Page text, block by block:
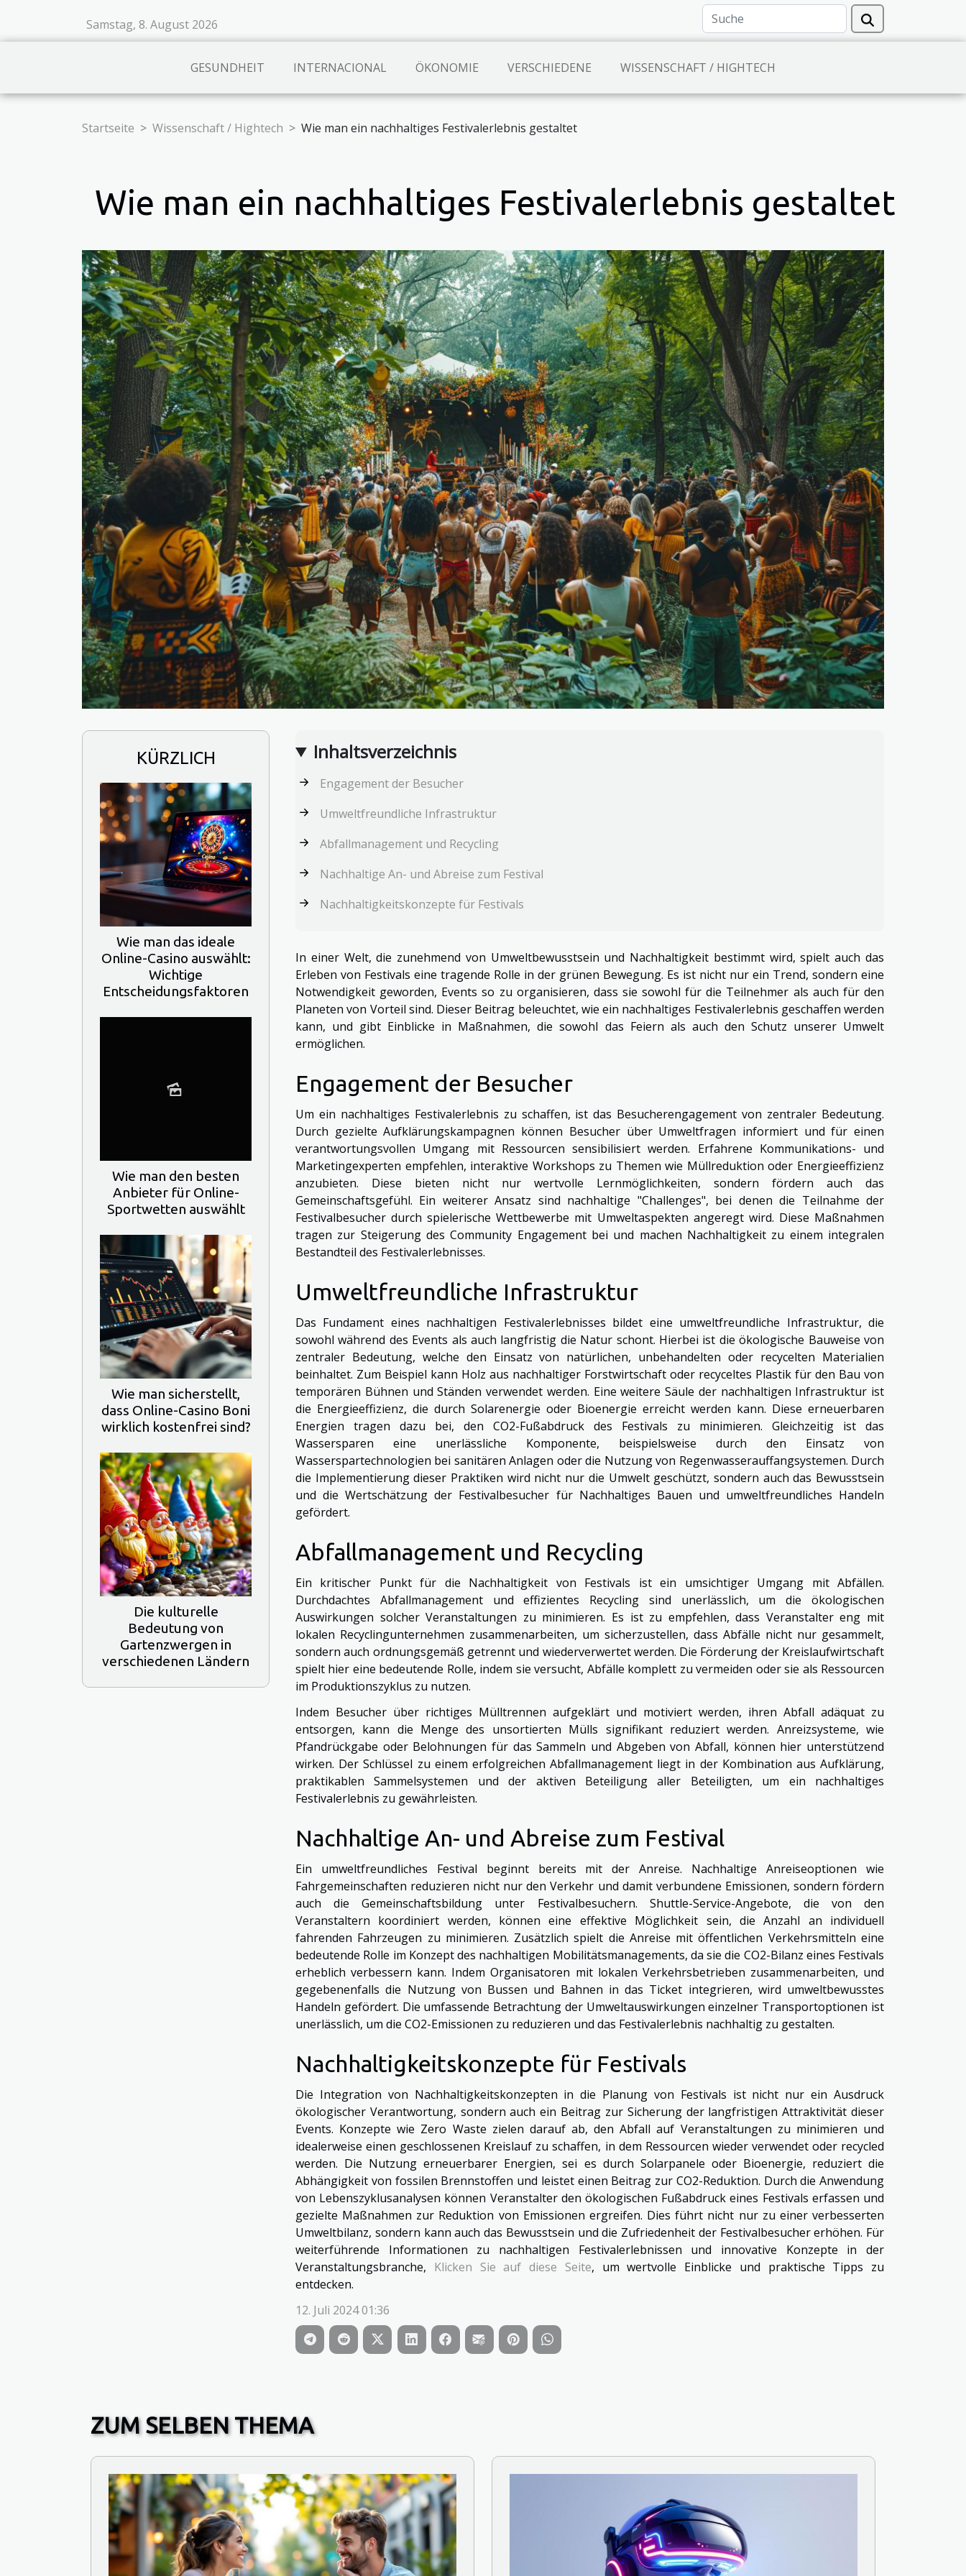
Samstag, 8. August 2026
GESUNDHEIT INTERNACIONAL ÖKONOMIE VERSCHIEDENE WISSENSCHAFT / HIGHTECH
Startseite Wissenschaft / Hightech Wie man ein nachhaltiges Festivalerlebnis gestaltet
Wie man ein nachhaltiges Festivalerlebnis gestaltet
KÜRZLICH
Wie man das ideale
Online-Casino auswählt:
Wichtige
Entscheidungsfaktoren
Wie man den besten
Anbieter für Online-
Sportwetten auswählt
Wie man sicherstellt,
dass Online-Casino Boni
wirklich kostenfrei sind?
Die kulturelle
Bedeutung von
Gartenzwergen in
verschiedenen Ländern
Inhaltsverzeichnis
Engagement der Besucher
Umweltfreundliche Infrastruktur
Abfallmanagement und Recycling
Nachhaltige An- und Abreise zum Festival
Nachhaltigkeitskonzepte für Festivals
In einer Welt, die zunehmend von Umweltbewusstsein und Nachhaltigkeit bestimmt wird, spielt auch das
Erleben von Festivals eine tragende Rolle in der grünen Bewegung. Es ist nicht nur ein Trend, sondern eine
Notwendigkeit geworden, Events so zu organisieren, dass sie sowohl für die Teilnehmer als auch für den
Planeten von Vorteil sind. Dieser Beitrag beleuchtet, wie ein nachhaltiges Festivalerlebnis geschaffen werden
kann, und gibt Einblicke in Maßnahmen, die sowohl das Feiern als auch den Schutz unserer Umwelt
ermöglichen.
Engagement der Besucher
Um ein nachhaltiges Festivalerlebnis zu schaffen, ist das Besucherengagement von zentraler Bedeutung.
Durch gezielte Aufklärungskampagnen können Besucher über Umweltfragen informiert und für einen
verantwortungsvollen Umgang mit Ressourcen sensibilisiert werden. Erfahrene Kommunikations- und
Marketingexperten empfehlen, interaktive Workshops zu Themen wie Müllreduktion oder Energieeffizienz
anzubieten. Diese bieten nicht nur wertvolle Lernmöglichkeiten, sondern fördern auch das
Gemeinschaftsgefühl. Ein weiterer Ansatz sind nachhaltige "Challenges", bei denen die Teilnahme der
Festivalbesucher durch spielerische Wettbewerbe mit Umweltaspekten angeregt wird. Diese Maßnahmen
tragen zur Steigerung des Community Engagement bei und machen Nachhaltigkeit zu einem integralen
Bestandteil des Festivalerlebnisses.
Umweltfreundliche Infrastruktur
Das Fundament eines nachhaltigen Festivalerlebnisses bildet eine umweltfreundliche Infrastruktur, die
sowohl während des Events als auch langfristig die Natur schont. Hierbei ist die ökologische Bauweise von
zentraler Bedeutung, welche den Einsatz von natürlichen, unbehandelten oder recycelten Materialien
beinhaltet. Zum Beispiel kann Holz aus nachhaltiger Forstwirtschaft oder recyceltes Plastik für den Bau von
temporären Bühnen und Ständen verwendet werden. Eine weitere Säule der nachhaltigen Infrastruktur ist
die Energieeffizienz, die durch Solarenergie oder Bioenergie erreicht werden kann. Diese erneuerbaren
Energien tragen dazu bei, den CO2-Fußabdruck des Festivals zu minimieren. Gleichzeitig ist das
Wassersparen eine unerlässliche Komponente, beispielsweise durch den Einsatz von
Wasserspartechnologien bei sanitären Anlagen oder die Nutzung von Regenwasserauffangsystemen. Durch
die Implementierung dieser Praktiken wird nicht nur die Umwelt geschützt, sondern auch das Bewusstsein
und die Wertschätzung der Festivalbesucher für Nachhaltiges Bauen und umweltfreundliches Handeln
gefördert.
Abfallmanagement und Recycling
Ein kritischer Punkt für die Nachhaltigkeit von Festivals ist ein umsichtiger Umgang mit Abfällen.
Durchdachtes Abfallmanagement und effizientes Recycling sind unerlässlich, um die ökologischen
Auswirkungen solcher Veranstaltungen zu minimieren. Es ist zu empfehlen, dass Veranstalter eng mit
lokalen Recyclingunternehmen zusammenarbeiten, um sicherzustellen, dass Abfälle nicht nur gesammelt,
sondern auch ordnungsgemäß getrennt und wiederverwertet werden. Die Förderung der Kreislaufwirtschaft
spielt hier eine bedeutende Rolle, indem sie versucht, Abfälle komplett zu vermeiden oder sie als Ressourcen
im Produktionszyklus zu nutzen.
Indem Besucher über richtiges Mülltrennen aufgeklärt und motiviert werden, ihren Abfall adäquat zu
entsorgen, kann die Menge des unsortierten Mülls signifikant reduziert werden. Anreizsysteme, wie
Pfandrückgabe oder Belohnungen für das Sammeln und Abgeben von Abfall, können hier unterstützend
wirken. Der Schlüssel zu einem erfolgreichen Abfallmanagement liegt in der Kombination aus Aufklärung,
praktikablen Sammelsystemen und der aktiven Beteiligung aller Beteiligten, um ein nachhaltiges
Festivalerlebnis zu gewährleisten.
Nachhaltige An- und Abreise zum Festival
Ein umweltfreundliches Festival beginnt bereits mit der Anreise. Nachhaltige Anreiseoptionen wie
Fahrgemeinschaften reduzieren nicht nur den Verkehr und damit verbundene Emissionen, sondern fördern
auch die Gemeinschaftsbildung unter Festivalbesuchern. Shuttle-Service-Angebote, die von den
Veranstaltern koordiniert werden, können eine effektive Möglichkeit sein, die Anzahl an individuell
fahrenden Fahrzeugen zu minimieren. Zusätzlich spielt die Anreise mit öffentlichen Verkehrsmitteln eine
bedeutende Rolle im Konzept des nachhaltigen Mobilitätsmanagements, da sie die CO2-Bilanz eines Festivals
erheblich verbessern kann. Indem Organisatoren mit lokalen Verkehrsbetrieben zusammenarbeiten, und
gegebenenfalls die Nutzung von Bussen und Bahnen in das Ticket integrieren, wird umweltbewusstes
Handeln gefördert. Die umfassende Betrachtung der Umweltauswirkungen einzelner Transportoptionen ist
unerlässlich, um die CO2-Emissionen zu reduzieren und das Festivalerlebnis nachhaltig zu gestalten.
Nachhaltigkeitskonzepte für Festivals
Die Integration von Nachhaltigkeitskonzepten in die Planung von Festivals ist nicht nur ein Ausdruck
ökologischer Verantwortung, sondern auch ein Beitrag zur Sicherung der langfristigen Attraktivität dieser
Events. Konzepte wie Zero Waste zielen darauf ab, den Abfall auf Veranstaltungen zu minimieren und
idealerweise einen geschlossenen Kreislauf zu schaffen, in dem Ressourcen wieder verwendet oder recycled
werden. Die Nutzung erneuerbarer Energien, sei es durch Solarpanele oder Bioenergie, reduziert die
Abhängigkeit von fossilen Brennstoffen und leistet einen Beitrag zur CO2-Reduktion. Durch die Anwendung
von Lebenszyklusanalysen können Veranstalter den ökologischen Fußabdruck eines Festivals erfassen und
gezielte Maßnahmen zur Reduktion von Emissionen ergreifen. Dies führt nicht nur zu einer verbesserten
Umweltbilanz, sondern kann auch das Bewusstsein und die Zufriedenheit der Festivalbesucher erhöhen. Für
weiterführende Informationen zu nachhaltigen Festivalerlebnissen und innovative Konzepte in der
Veranstaltungsbranche, Klicken Sie auf diese Seite, um wertvolle Einblicke und praktische Tipps zu
entdecken.
12. Juli 2024 01:36
ZUM SELBEN THEMA